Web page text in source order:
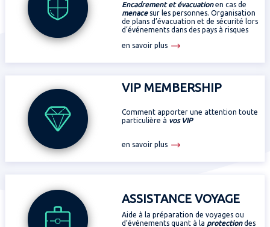
Encadrement et évacuationen cas de
menacesur les personnes. Organisation
de plans d’évacuation et de sécurité lors
d’événements dans des pays à risques
en savoir plus
VIP MEMBERSHIP
Comment apporter une attention toute
particulière à vos VIP
en savoir plus
ASSISTANCE VOYAGE
Aide à la préparation de voyages ou
d’événements quant à la protectiondes